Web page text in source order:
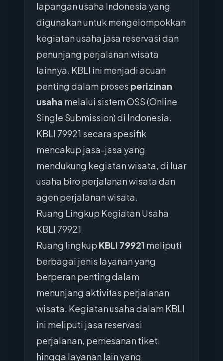
lapangan usaha Indonesia yang
digunakan untuk mengelompokkan
kegiatan usaha jasa reservasi dan
penunjang perjalanan wisata
lainnya. KBLI ini menjadi acuan
penting dalam proses perizinan
usaha melalui sistem OSS (Online
Single Submission) di Indonesia.
KBLI 79921 secara spesifik
mencakup jasa-jasa yang
mendukung kegiatan wisata, di luar
usaha biro perjalanan wisata dan
agen perjalanan wisata.
Ruang Lingkup Kegiatan Usaha
KBLI 79921
Ruang lingkup KBLI 79921 meliputi
berbagai jenis layanan yang
berperan penting dalam
menunjang aktivitas perjalanan
wisata. Kegiatan usaha dalam KBLI
ini meliputi jasa reservasi
perjalanan, pemesanan tiket,
hingga layanan lain yang